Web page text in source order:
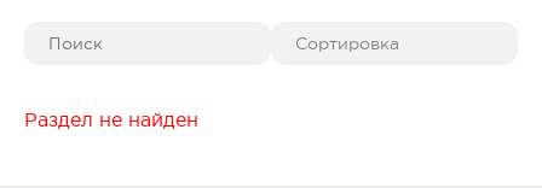
Раздел не найден